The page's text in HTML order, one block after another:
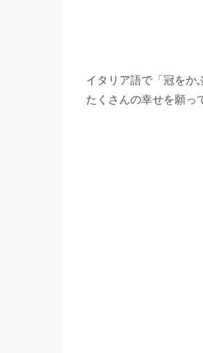
イタリア語で「冠をか
たくさんの幸せを願っ